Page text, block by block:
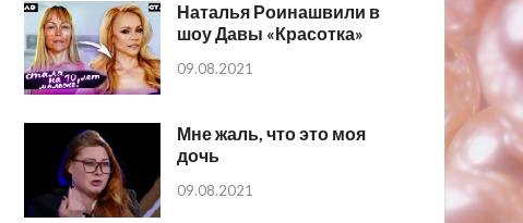
Наталья Роинашвили в
шоу Давы «Красотка»
09.08.2021
Мне жаль, что это моя
дочь
09.08.2021